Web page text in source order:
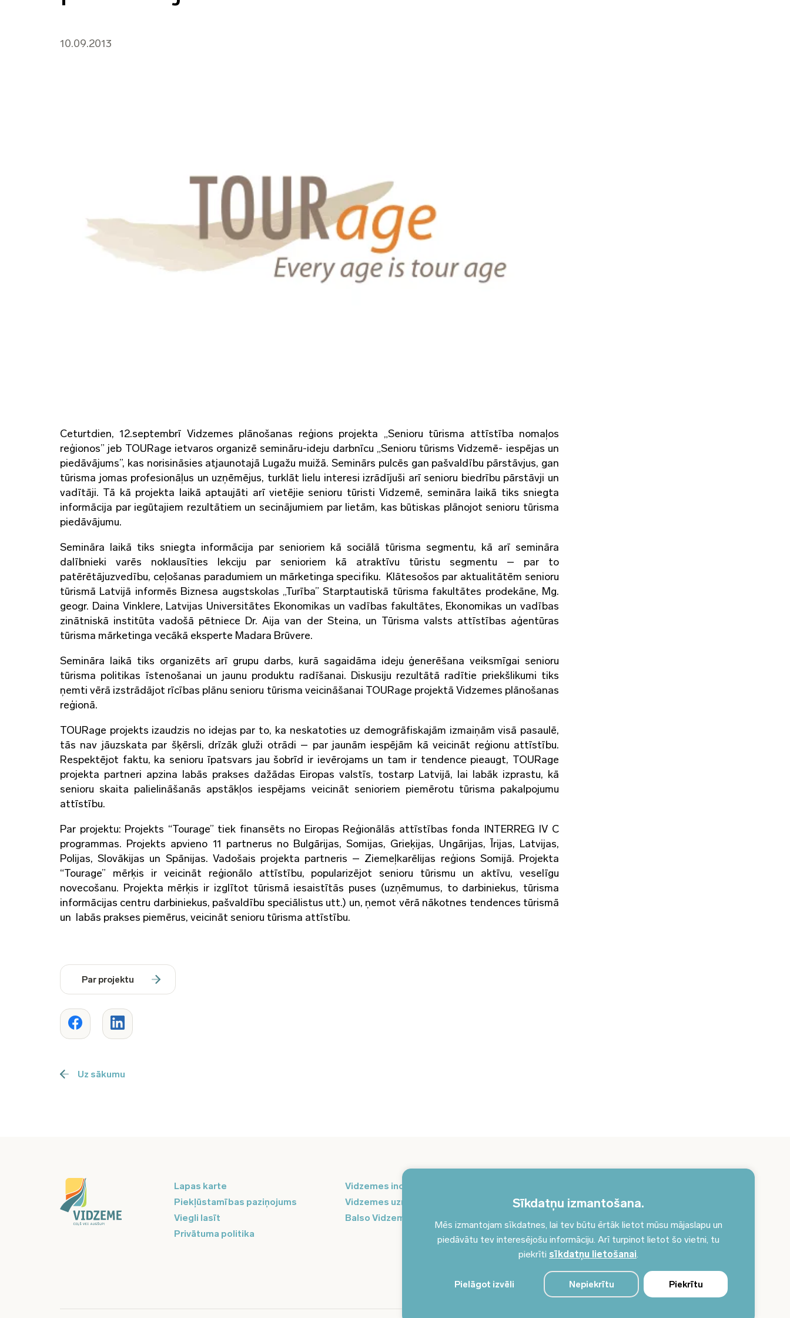
Sīkdatņu izmantošana.
Mēs izmantojam sīkdatnes, lai tev būtu ērtāk lietot mūsu mājaslapu un
piedāvātu tev interesējošu informāciju. Arī turpinot lietot šo vietni, tu
piekrīti sīkdatņu lietošanai.
Pielāgot izvēli Nepiekrītu Piekrītu
10.09.2013
Ceturtdien, 12.septembrī Vidzemes plānošanas reģions projekta „Senioru tūrisma attīstība nomaļos
reģionos” jeb TOURage ietvaros organizē semināru-ideju darbnīcu „Senioru tūrisms Vidzemē- iespējas un
piedāvājums”, kas norisināsies atjaunotajā Lugažu muižā. Seminārs pulcēs gan pašvaldību pārstāvjus, gan
tūrisma jomas profesionāļus un uzņēmējus, turklāt lielu interesi izrādījuši arī senioru biedrību pārstāvji un
vadītāji. Tā kā projekta laikā aptaujāti arī vietējie senioru tūristi Vidzemē, semināra laikā tiks sniegta
informācija par iegūtajiem rezultātiem un secinājumiem par lietām, kas būtiskas plānojot senioru tūrisma
piedāvājumu.
Semināra laikā tiks sniegta informācija par senioriem kā sociālā tūrisma segmentu, kā arī semināra
dalībnieki varēs noklausīties lekciju par senioriem kā atraktīvu tūristu segmentu – par to
patērētājuzvedību, ceļošanas paradumiem un mārketinga specifiku. Klātesošos par aktualitātēm senioru
tūrismā Latvijā informēs Biznesa augstskolas „Turība” Starptautiskā tūrisma fakultātes prodekāne, Mg.
geogr. Daina Vinklere, Latvijas Universitātes Ekonomikas un vadības fakultātes, Ekonomikas un vadības
zinātniskā institūta vadošā pētniece Dr. Aija van der Steina, un Tūrisma valsts attīstības aģentūras
tūrisma mārketinga vecākā eksperte Madara Brūvere.
Semināra laikā tiks organizēts arī grupu darbs, kurā sagaidāma ideju ģenerēšana veiksmīgai senioru
tūrisma politikas īstenošanai un jaunu produktu radīšanai. Diskusiju rezultātā radītie priekšlikumi tiks
ņemti vērā izstrādājot rīcības plānu senioru tūrisma veicināšanai TOURage projektā Vidzemes plānošanas
reģionā.
TOURage projekts izaudzis no idejas par to, ka neskatoties uz demogrāfiskajām izmaiņām visā pasaulē,
tās nav jāuzskata par šķērsli, drīzāk gluži otrādi – par jaunām iespējām kā veicināt reģionu attīstību.
Respektējot faktu, ka senioru īpatsvars jau šobrīd ir ievērojams un tam ir tendence pieaugt, TOURage
projekta partneri apzina labās prakses dažādas Eiropas valstīs, tostarp Latvijā, lai labāk izprastu, kā
senioru skaita palielināšanās apstākļos iespējams veicināt senioriem piemērotu tūrisma pakalpojumu
attīstību.
Par projektu: Projekts “Tourage” tiek finansēts no Eiropas Reģionālās attīstības fonda INTERREG IV C
programmas. Projekts apvieno 11 partnerus no Bulgārijas, Somijas, Grieķijas, Ungārijas, Īrijas, Latvijas,
Polijas, Slovākijas un Spānijas. Vadošais projekta partneris – Ziemeļkarēlijas reģions Somijā. Projekta
“Tourage” mērķis ir veicināt reģionālo attīstību, popularizējot senioru tūrismu un aktīvu, veselīgu
novecošanu. Projekta mērķis ir izglītot tūrismā iesaistītās puses (uzņēmumus, to darbiniekus, tūrisma
informācijas centru darbiniekus, pašvaldību speciālistus utt.) un, ņemot vērā nākotnes tendences tūrismā
un labās prakses piemērus, veicināt senioru tūrisma attīstību.
Par projektu
Uz sākumu
Lapas karte
Piekļūstamības paziņojums
Viegli lasīt
Privātuma politika
Vidzemes inovāciju nedēļa
Vidzemes uzņēmējdarbības centrs
Balso Vidzeme
jaunumus savā e-pastā!
Pieteikties jaunumiem